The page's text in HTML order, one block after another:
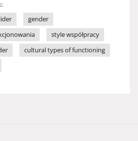
lider
gender
style współpracy
cultural types of functioning